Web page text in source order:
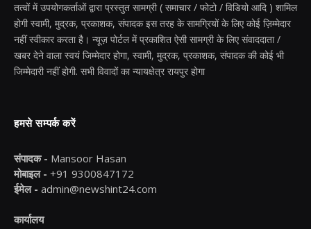
तत्वों में उपयोगकर्ताओं द्वारा प्रस्तुत सामग्री ( समाचार / फोटो / विडियो आदि ) शामिल
होगी स्वामी, मुद्रक, प्रकाशक, संपादक इस तरह के सामग्रियों के लिए कोई ज़िम्मेदार
नहीं स्वीकार करता है। न्यूज़ पोर्टल में प्रकाशित ऐसी सामग्री के लिए संवाददाता /
खबर देने वाला स्वयं जिम्मेदार होगा, स्वामी, मुद्रक, प्रकाशक, संपादक की कोई भी
जिम्मेदारी नहीं होगी. सभी विवादों का न्यायक्षेत्र रायपुर होगा
हमसे सम्पर्क करें
संपादक - Mansoor Hasan
मोबाइल - +91 9300847172
ईमेल - admin@newshint24.com
कार्यालय